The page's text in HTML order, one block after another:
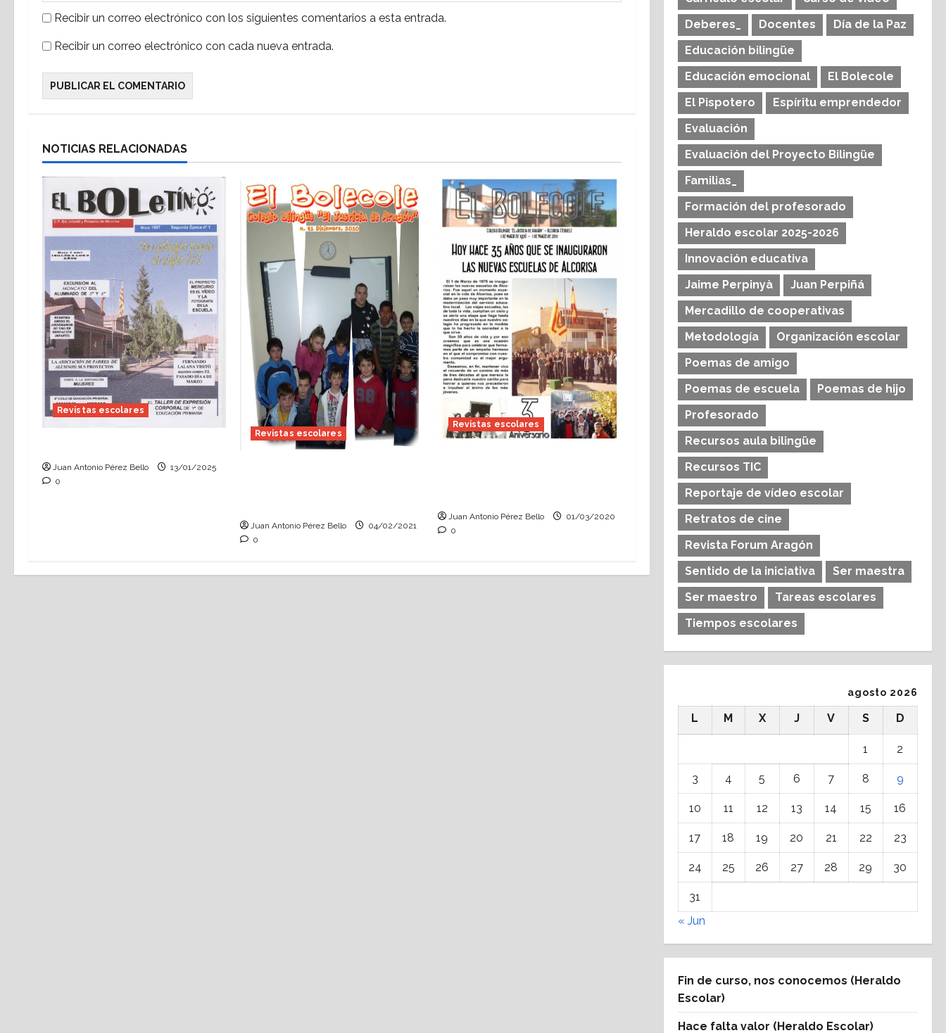
a
s
Recibir un correo electrónico con los siguientes comentarios a esta entrada.
Recibir un correo electrónico con cada nueva entrada.
NOTICIAS RELACIONADAS
Revistas escolares
Juan Antonio Pérez Bello
13/01/2025
0
Revistas escolares
Juan Antonio Pérez Bello
04/02/2021
0
Revistas escolares
Juan Antonio Pérez Bello
01/03/2020
0
Deberes_
Docentes
Día de la Paz
Educación bilingüe
Educación emocional
El Bolecole
El Pispotero
Espíritu emprendedor
Evaluación
Evaluación del Proyecto Bilingüe
Familias_
Formación del profesorado
Heraldo escolar 2025-2026
Innovación educativa
Jaime Perpinyà
Juan Perpiñá
Mercadillo de cooperativas
Metodología
Organización escolar
Poemas de amigo
Poemas de escuela
Poemas de hijo
Profesorado
Recursos aula bilingüe
Recursos TIC
Reportaje de vídeo escolar
Retratos de cine
Revista Forum Aragón
Sentido de la iniciativa
Ser maestra
Ser maestro
Tareas escolares
Tiempos escolares
agosto 2026
L M X J V S D
1 2
3 4 5 6 7 8 9
10 11 12 13 14 15 16
17 18 19 20 21 22 23
24 25 26 27 28 29 30
31
« Jun
Fin de curso, nos conocemos (Heraldo
Escolar)
Hace falta valor (Heraldo Escolar)